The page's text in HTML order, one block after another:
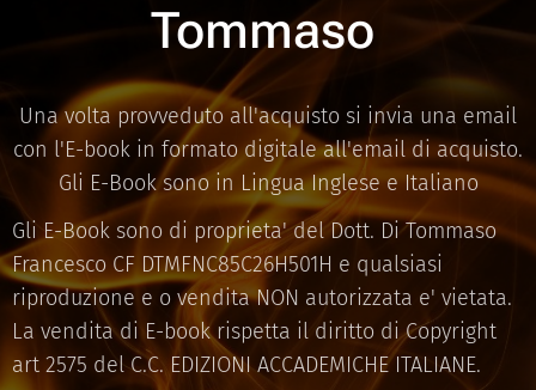
Tommaso
Una volta provveduto all'acquisto si invia una email
con l'E-book in formato digitale all'email di acquisto.
Gli E-Book sono in Lingua Inglese e Italiano
Gli E-Book sono di proprieta' del Dott. Di Tommaso
Francesco CF DTMFNC85C26H501H e qualsiasi
riproduzione e o vendita NON autorizzata e' vietata.
La vendita di E-book rispetta il diritto di Copyright
art 2575 del C.C. EDIZIONI ACCADEMICHE ITALIANE.